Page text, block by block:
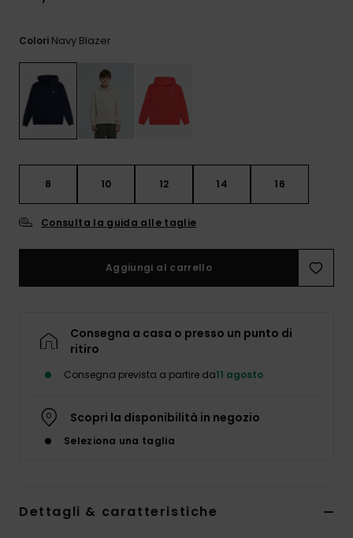
Consulta
le FAQ
Colori Navy Blazer
8 10 12 14 16
Consulta la guida alle taglie
Aggiungi al carrello
Consegna a casa o presso un punto di
ritiro
Consegna prevista a partire da11 agosto
Scopri la disponibilità in negozio
Seleziona una taglia
Dettagli & caratteristiche